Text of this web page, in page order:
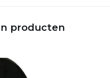
producten